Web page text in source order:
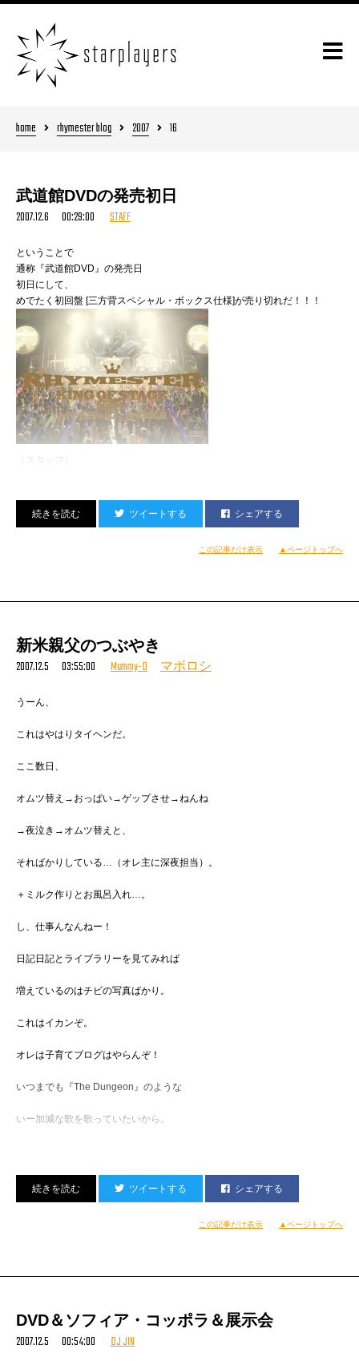
home rhymester blog 2007 16
武道館DVDの発売初日
2007.12.6 00:29:00 STAFF
ということで
通称『武道館DVD』の発売日
初日にして、
めでたく初回盤 [三方背スペシャル・ボックス仕様]が売り切れだ！！！
（スタッフ）
ツイートする シェアする
この記事だけ表示 ▲ページトップへ
新米親父のつぶやき
2007.12.5 03:55:00 Mummy-D マボロシ
うーん、
これはやはりタイヘンだ。
ここ数日、
オムツ替え→おっぱい→ゲップさせ→ねんね
→夜泣き→オムツ替えと、
そればかりしている…（オレ主に深夜担当）。
＋ミルク作りとお風呂入れ…。
し、仕事んなんねー！
日記日記とライブラリーを見てみれば
増えているのはチビの写真ばかり。
これはイカンぞ。
オレは子育てブログはやらんぞ！
いつまでも『The Dungeon』のような
いー加減な歌を歌っていたいから。
だというのに、
MCのネタにしてしまった弱いオレ。
ツイートする シェアする
この記事だけ表示 ▲ページトップへ
DVD＆ソフィア・コッポラ＆展示会
2007.12.5 00:54:00 DJ JIN